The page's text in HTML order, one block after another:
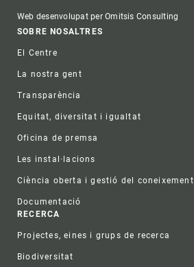
Web desenvolupat per Omitsis Consulting
Footer
SOBRE NOSALTRES
El Centre
La nostra gent
Transparència
Equitat, diversitat i igualtat
Oficina de premsa
Les instal·lacions
Ciència oberta i gestió del coneixement
Documentació
RECERCA
Projectes, eines i grups de recerca
Biodiversitat